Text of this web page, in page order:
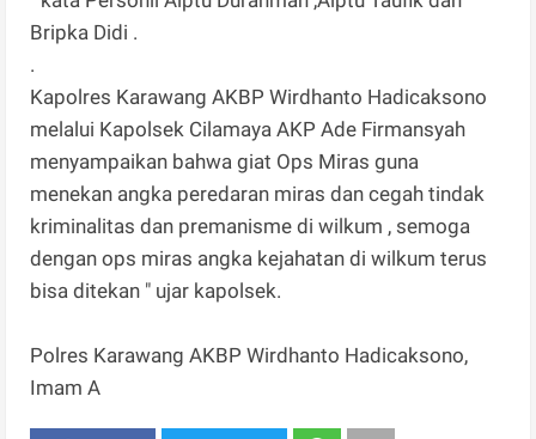
Bripka Didi .
.
Kapolres Karawang AKBP Wirdhanto Hadicaksono
melalui Kapolsek Cilamaya AKP Ade Firmansyah
menyampaikan bahwa giat Ops Miras guna
menekan angka peredaran miras dan cegah tindak
kriminalitas dan premanisme di wilkum , semoga
dengan ops miras angka kejahatan di wilkum terus
bisa ditekan " ujar kapolsek.
Polres Karawang AKBP Wirdhanto Hadicaksono,
Imam A